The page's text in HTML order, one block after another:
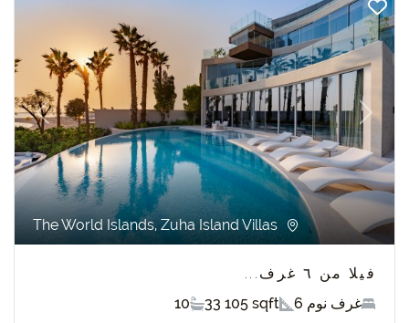
Next
فيلا من ٦ غرف...
6 غرف نوم
33 105 sqft
10